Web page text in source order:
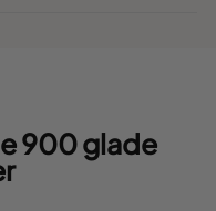
900 glade